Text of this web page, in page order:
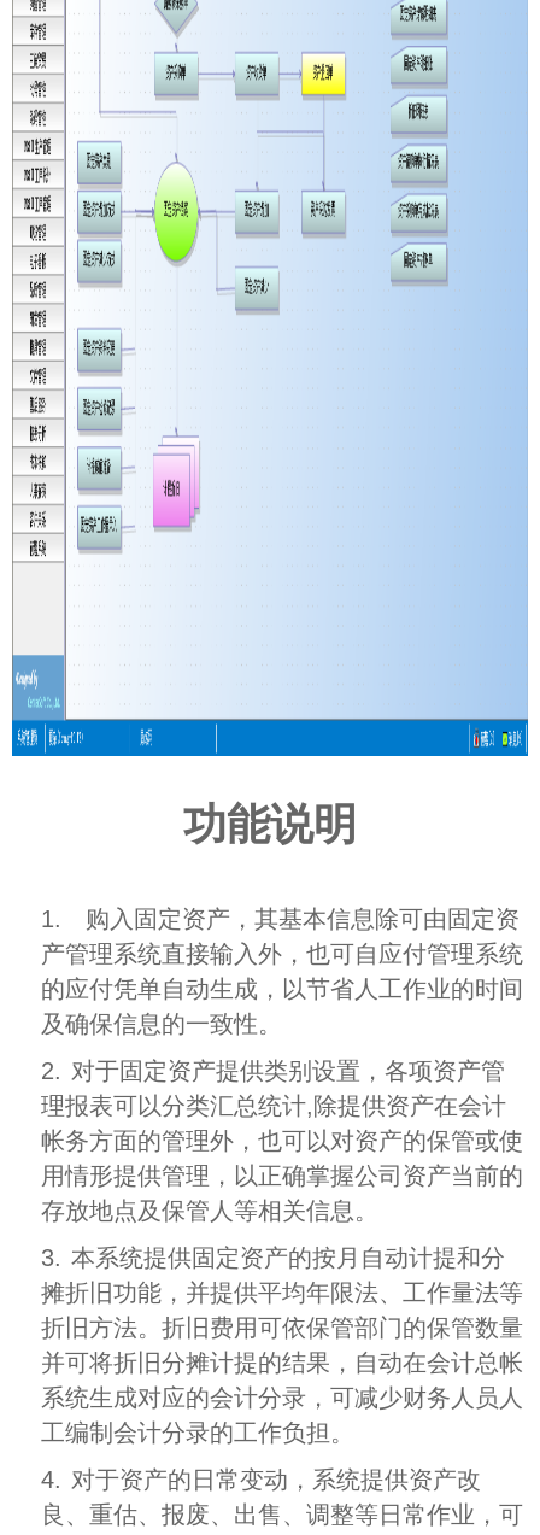
功能说明
1.
购入固定资产，其基本信息除可由固定资
产管理系统直接输入外，也可自应付管理系统
的应付凭单自动生成，以节省人工作业的时间
及确保信息的一致性。
2. 对于固定资产提供类别设置，各项资产管
理报表可以分类汇总统计,除提供资产在会计
帐务方面的管理外，也可以对资产的保管或使
用情形提供管理，以正确掌握公司资产当前的
存放地点及保管人等相关信息。
3. 本系统提供固定资产的按月自动计提和分
摊折旧功能，并提供平均年限法、工作量法等
折旧方法。折旧费用可依保管部门的保管数量
并可将折旧分摊计提的结果，自动在会计总帐
系统生成对应的会计分录，可减少财务人员人
工编制会计分录的工作负担。
4. 对于资产的日常变动，系统提供资产改
良、重估、报废、出售、调整等日常作业，可